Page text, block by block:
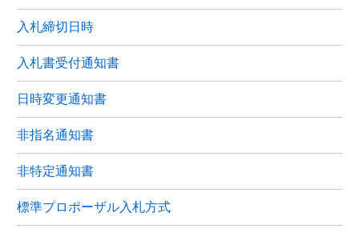
入札締切日時
入札書受付通知書
日時変更通知書
非指名通知書
非特定通知書
標準プロポーザル入札方式